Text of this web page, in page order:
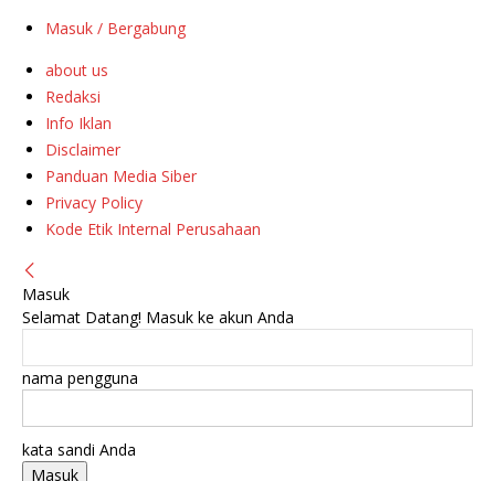
Masuk / Bergabung
about us
Redaksi
Info Iklan
Disclaimer
Panduan Media Siber
Privacy Policy
Kode Etik Internal Perusahaan
Masuk
Selamat Datang! Masuk ke akun Anda
nama pengguna
kata sandi Anda